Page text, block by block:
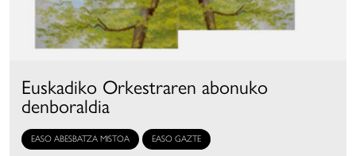
Euskadiko Orkestraren abonuko
denboraldia
EASO ABESBATZA MISTOA EASO GAZTE